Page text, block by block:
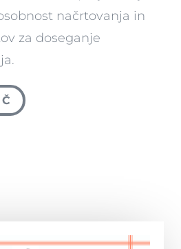
načrtovanja in
za doseganje